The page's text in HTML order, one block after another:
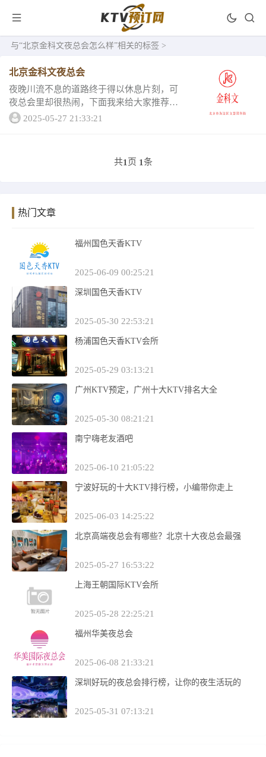
与“北京金科文夜总会怎么样”相关的标签 >
北京金科文夜总会
夜晚川流不息的道路终于得以休息片刻，可
夜总会里却很热闹，下面我来给大家推荐北
京金科文夜总会，来这里让你的夜晚充满期
2025-05-27 21:33:21
共1 页 1条
热门文章
福州国色天香KTV
2025-06-09 00:25:21
深圳国色天香KTV
2025-05-30 22:53:21
杨浦国色天香KTV会所
2025-05-29 03:13:21
广州KTV预定，广州十大KTV排名大全
2025-05-30 08:21:21
南宁嗨老友酒吧
2025-06-10 21:05:22
宁波好玩的十大KTV排行榜，小编带你走上
2025-06-03 14:25:22
北京高端夜总会有哪些？北京十大夜总会最强
2025-05-27 16:53:22
上海王朝国际KTV会所
2025-05-28 22:25:21
福州华美夜总会
2025-06-08 21:33:21
深圳好玩的夜总会排行榜，让你的夜生活玩的
2025-05-31 07:13:21